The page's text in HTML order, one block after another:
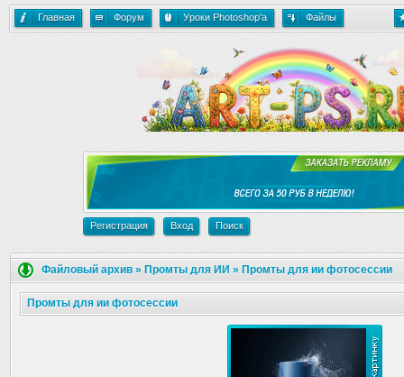
Главная Форум Уроки Photoshop'a Файлы
Регистрация Вход Поиск
Файловый архив » Промты для ИИ » Промты для ии фотосессии
Промты для ии фотосессии